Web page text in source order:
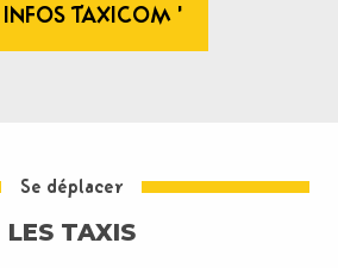
INFOS TAXICOM '
Se déplacer
LES TAXIS